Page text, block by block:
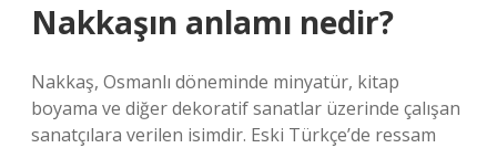
Nakkaşın anlamı nedir?
Nakkaş, Osmanlı döneminde minyatür, kitap
boyama ve diğer dekoratif sanatlar üzerinde çalışan
sanatçılara verilen isimdir. Eski Türkçe’de ressam